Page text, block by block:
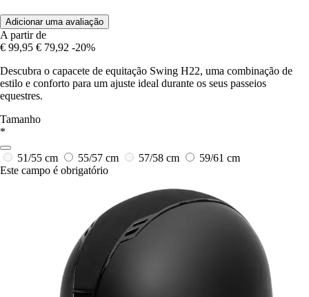
Adicionar uma avaliação
A partir de
€ 99,95 € 79,92 -20%
Descubra o capacete de equitação Swing H22, uma combinação de
estilo e conforto para um ajuste ideal durante os seus passeios
equestres.
Tamanho
*
51/55 cm 55/57 cm 57/58 cm
59/61 cm
Este campo é obrigatório